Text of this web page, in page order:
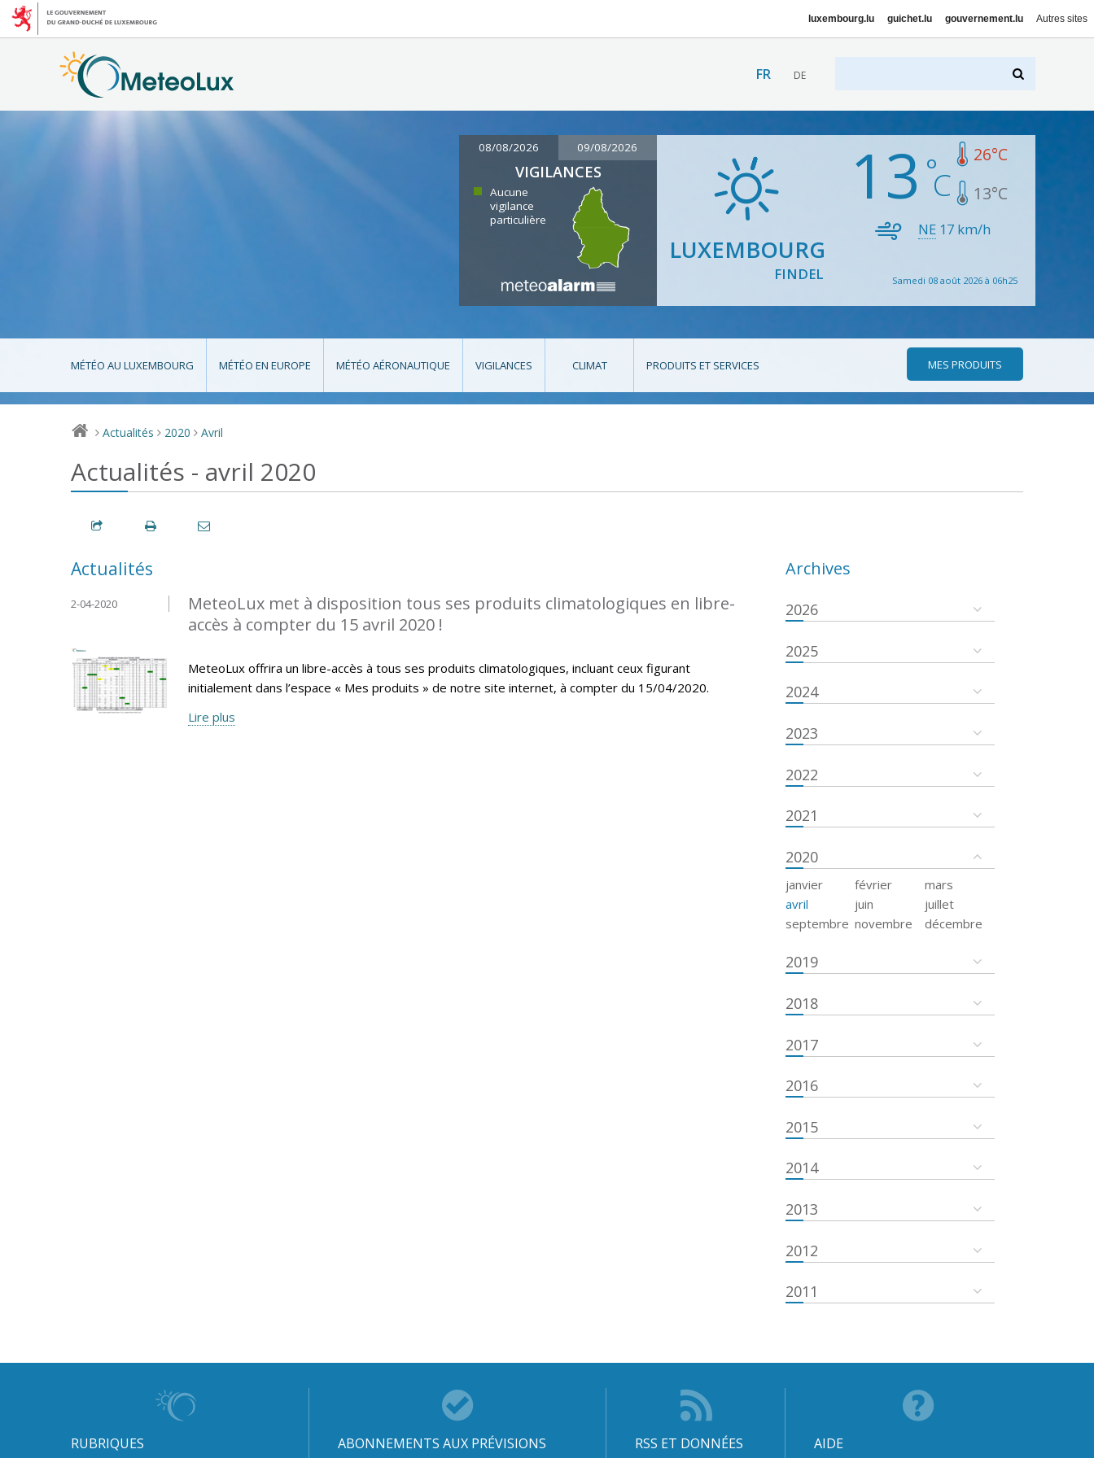
luxembourg.lu guichet.lu gouvernement.lu Autres sites
FR DE
08/08/2026 09/08/2026
VIGILANCES
Aucune
vigilance
particulière
LUXEMBOURG
FINDEL
13 26°C
13°C
NE 17 km/h
Samedi 08 août 2026 à 06h25
MÉTÉO AU LUXEMBOURG MÉTÉO EN EUROPE MÉTÉO AÉRONAUTIQUE VIGILANCES CLIMAT PRODUITS ET SERVICES MES PRODUITS
> Actualités > 2020 > Avril
Actualités - avril 2020
Actualités
MeteoLux met à disposition tous ses produits climatologiques en libre-
accès à compter du 15 avril 2020 !
2-04-2020
MeteoLux offrira un libre-accès à tous ses produits climatologiques, incluant ceux figurant
initialement dans l’espace « Mes produits » de notre site internet, à compter du 15/04/2020.
Lire plus
Archives
2026
2025
2024
2023
2022
2021
2020
janvier février
mars
avril
juin
juillet
septembre novembre décembre
2019
2018
2017
2016
2015
2014
2013
2012
2011
RUBRIQUES ABONNEMENTS AUX PRÉVISIONS RSS ET DONNÉES AIDE